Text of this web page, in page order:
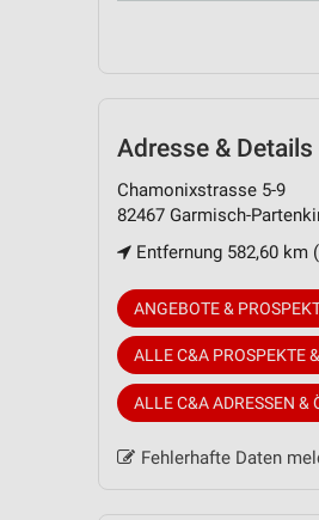
Adresse & Details
Chamonixstrasse 5-9
82467 Garmisch-
Entfernung 582,60 km
ANGEBOTE &
ALLE C&A PROSPEKTE
ALLE C&A ADRESSEN &
Fehlerhafte Daten